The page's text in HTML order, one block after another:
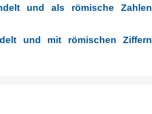
und als römische Zahlen
und mit römischen Ziffern